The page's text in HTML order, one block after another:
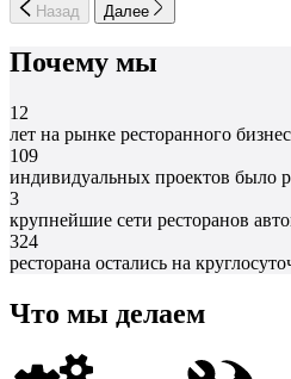
Назад Далее
Почему мы
12
лет на рынке ресторанного
109
индивидуальных проектов было
3
крупнейшие сети ресторанов
324
ресторана остались на
Что мы делаем